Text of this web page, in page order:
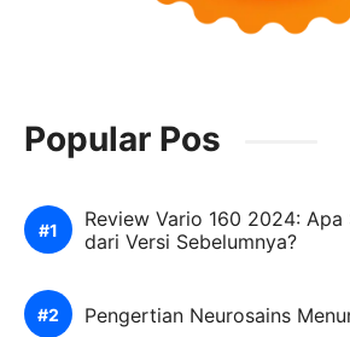
Popular Pos
Review Vario 160 2024: Apa
dari Versi Sebelumnya?
Pengertian Neurosains